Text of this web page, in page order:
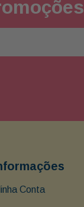
Conta